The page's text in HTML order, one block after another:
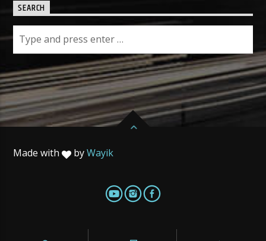
SEARCH
Made with byWayik